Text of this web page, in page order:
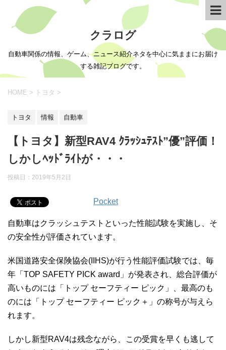
クラログ
自動車関係の情報、ゲーム、ニュース紹介ネタを中心に気ままにお届け
する雑記ブログです。
HOME > トヨタ >
トヨタ 情報 自動車
【トヨタ】新型RAV4 ｸﾗｯｼｭﾃｽﾄ”優”評価！
しかしﾍｯﾄﾞﾗｲﾄが・・・
投稿日： 2019年5月2日
Pocket
自動車はクラッシュテストといった性能試験を実施し、そ
の安全性が評価されています。
米国道路安全保険協会(IIHS)が行う性能評価試験では、毎
年「TOP SAFETY PICK award」が発表され、総合評価が
高いものには「トップ セーフティー ピック」、最高のも
のには「トップ セーフティー ピック＋」の称号が与えら
れます。
しかし新型RAV4は残念ながら、この受賞を早くも逃して